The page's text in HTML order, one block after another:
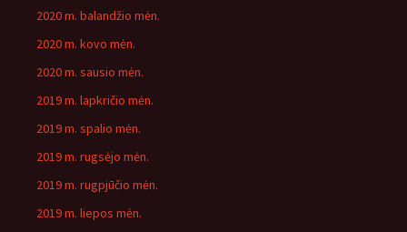
2020 m. balandžio mėn.
2020 m. kovo mėn.
2020 m. sausio mėn.
2019 m. lapkričio mėn.
2019 m. spalio mėn.
2019 m. rugsėjo mėn.
2019 m. rugpjūčio mėn.
2019 m. liepos mėn.